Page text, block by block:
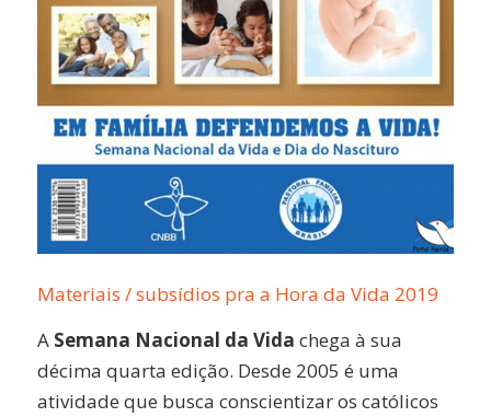
Materiais / subsídios pra a Hora da Vida 2019
A Semana Nacional da Vida chega à sua
décima quarta edição. Desde 2005 é uma
atividade que busca conscientizar os católicos